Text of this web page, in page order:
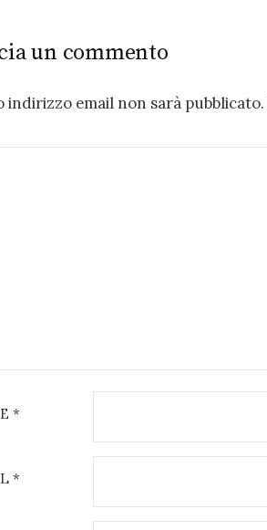
un commento
indirizzo email non sarà pubblicato.
*
*